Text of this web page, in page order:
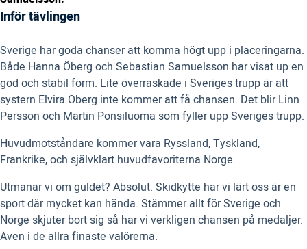
Inför tävlingen
Sverige har goda chanser att komma högt upp i placeringarna.
Både Hanna Öberg och Sebastian Samuelsson har visat up en
god och stabil form. Lite överraskade i Sveriges trupp är att
systern Elvira Öberg inte kommer att få chansen. Det blir Linn
Persson och Martin Ponsiluoma som fyller upp Sveriges trupp.
Huvudmotståndare kommer vara Ryssland, Tyskland,
Frankrike, och självklart huvudfavoriterna Norge.
Utmanar vi om guldet? Absolut. Skidkytte har vi lärt oss är en
sport där mycket kan hända. Stämmer allt för Sverige och
Norge skjuter bort sig så har vi verkligen chansen på medaljer.
Även i de allra finaste valörerna.